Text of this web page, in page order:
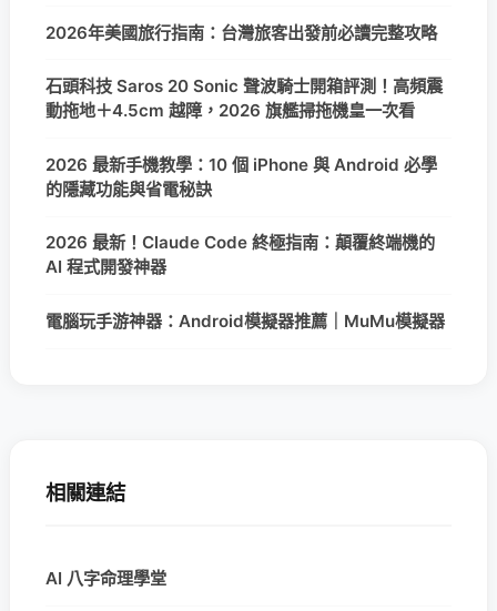
2026年美國旅行指南：台灣旅客出發前必讀完整攻略
石頭科技 Saros 20 Sonic 聲波騎士開箱評測！高頻震
動拖地＋4.5cm 越障，2026 旗艦掃拖機皇一次看
2026 最新手機教學：10 個 iPhone 與 Android 必學
的隱藏功能與省電秘訣
2026 最新！Claude Code 終極指南：顛覆終端機的
AI 程式開發神器
電腦玩手游神器：Android模擬器推薦｜MuMu模擬器
相關連結
AI 八字命理學堂